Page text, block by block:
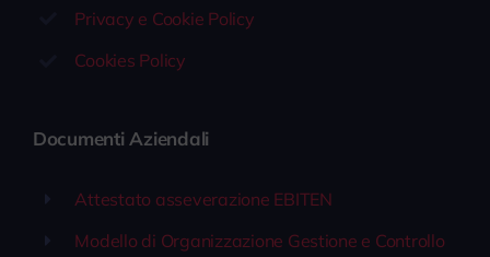
Privacy e Cookie Policy
Cookies Policy
Documenti Aziendali
Attestato asseverazione EBITEN
Modello di Organizzazione Gestione e Controllo